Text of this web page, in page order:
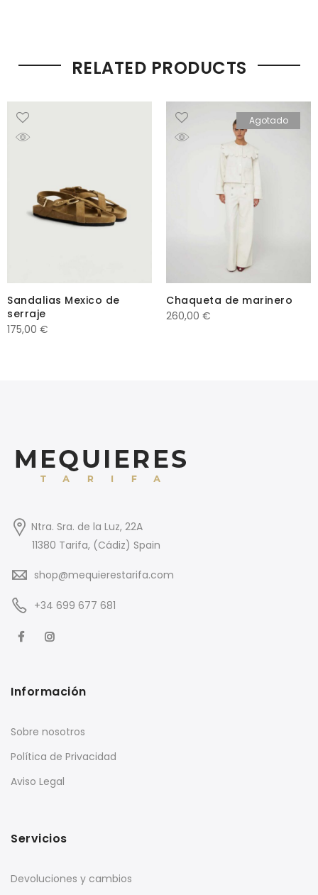
RELATED PRODUCTS
Sandalias Mexico de
serraje
175,00 €
Agotado
Chaqueta de marinero
260,00 €
Ntra. Sra. de la Luz, 22A
11380 Tarifa, (Cádiz) Spain
shop@mequierestarifa.com
+34 699 677 681
Información
Sobre nosotros
Política de Privacidad
Aviso Legal
Servicios
Devoluciones y cambios